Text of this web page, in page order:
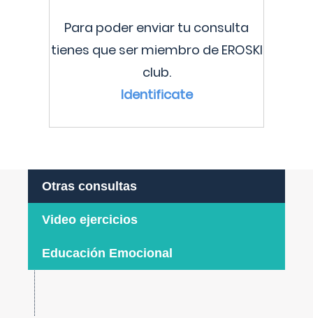
Para poder enviar tu consulta
tienes que ser miembro de EROSKI
club.
Identificate
Otras consultas
Video ejercicios
Educación Emocional